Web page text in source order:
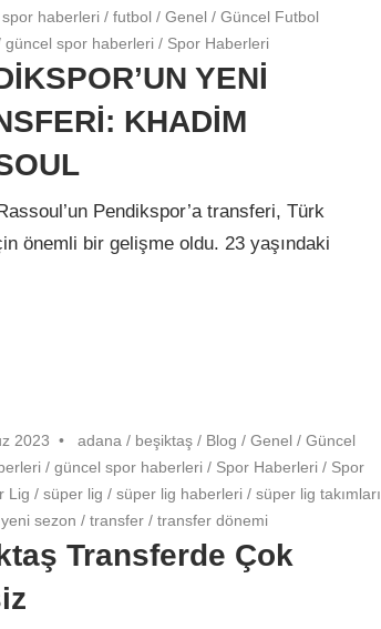
haberleri /futbol /Genel /Güncel Futbol
güncel spor haberleri / Spor Haberleri
YENİ
KHADİM
Pendikspor’a transferi, Türk
önemli bir gelişme oldu. 23 yaşındaki
2023 adana / beşiktaş / Blog /Genel /Güncel
/güncel spor haberleri / Spor Haberleri / Spor
Lig /süper lig /süper lig haberleri /süper lig takımları
sezon /transfer /transfer dönemi
Transferde Çok